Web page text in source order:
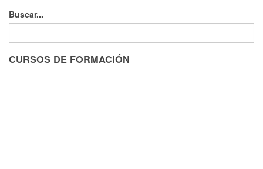
Buscar...
CURSOS DE FORMACIÓN